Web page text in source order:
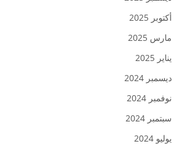
أكتوبر 2025
مارس 2025
يناير 2025
ديسمبر 2024
نوفمبر 2024
سبتمبر 2024
يوليو 2024